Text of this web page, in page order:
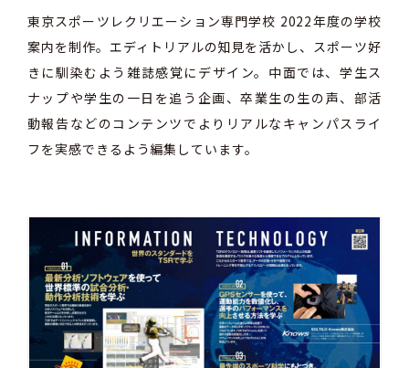
東京スポーツレクリエーション専門学校 2022年度の学校
案内を制作。エディトリアルの知見を活かし、スポーツ好
きに馴染むよう雑誌感覚にデザイン。中面では、学生ス
ナップや学生の一日を追う企画、卒業生の生の声、部活
動報告などのコンテンツでよりリアルなキャンパスライ
フを実感できるよう編集しています。